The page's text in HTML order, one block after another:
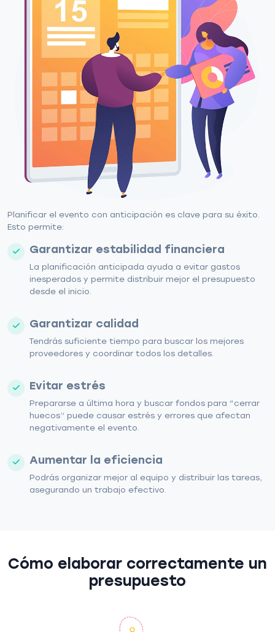
Planificar el evento con anticipación es clave para su éxito.
Esto permite:
Garantizar estabilidad financiera
La planificación anticipada ayuda a evitar gastos
inesperados y permite distribuir mejor el presupuesto
desde el inicio.
Garantizar calidad
Tendrás suficiente tiempo para buscar los mejores
proveedores y coordinar todos los detalles.
Evitar estrés
Prepararse a última hora y buscar fondos para “cerrar
huecos” puede causar estrés y errores que afectan
negativamente el evento.
Aumentar la eficiencia
Podrás organizar mejor al equipo y distribuir las tareas,
asegurando un trabajo efectivo.
Cómo elaborar correctamente un
presupuesto